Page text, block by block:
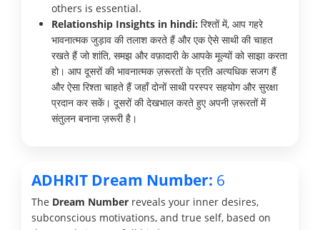
others is essential.
Relationship Insights in hindi: रिश्तों में, आप गहरे
भावनात्मक जुड़ाव की तलाश करते हैं और एक ऐसे साथी की चाहत
रखते हैं जो शांति, समझ और वफ़ादारी के आपके मूल्यों को साझा करता
हो। आप दूसरों की भावनात्मक ज़रूरतों के प्रति अत्यधिक सजग हैं
और ऐसा रिश्ता चाहते हैं जहाँ दोनों साथी परस्पर सहयोग और सुरक्षा
प्रदान कर सकें। दूसरों की देखभाल करते हुए अपनी ज़रूरतों में
संतुलन बनाना ज़रूरी है।
ADHRIT Dream Number: 6
The Dream Number reveals your inner desires,
subconscious motivations, and true self, based on